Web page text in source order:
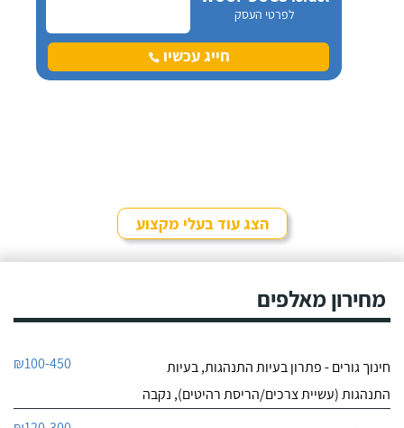
לפרטי העסק
חייג עכשיו
הצג עוד בעלי מקצוע
מחירון מאלפים
חינוך גורים - פתרון בעיות התנהגות, בעיות
התנהגות (עשיית צרכים/הריסת רהיטים), נקבה
₪100-450